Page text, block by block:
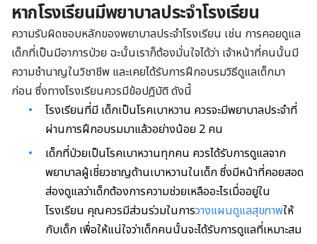
หากโรงเรียนมีพยาบาลประจำโรงเรียน
ความรับผิดชอบหลักของพยาบาลประจำโรงเรียน เช่น การคอยดูแล
เด็กที่เป็นมีอาการป่วย ฉะนั้นเราก็ต้องมั่นใจได้ว่า เจ้าหน้าที่คนนั้นมี
ความชำนาญในวิชาชีพ และเคยได้รับการฝึกอบรมวิธีดูแลเด็กมา
ก่อน ซึ่งทางโรงเรียนควรมีข้อปฎิบัติ ดังนี้
โรงเรียนที่มี เด็กเป็นโรคเบาหวาน ควรจะมีพยาบาลประจำที่
ผ่านการฝึกอบรมมาแล้วอย่างน้อย 2 คน
เด็กที่ป่วยเป็นโรคเบาหวานทุกคน ควรได้รับการดูแลจาก
พยาบาลผู้เชี่ยวชาญด้านเบาหวานในเด็ก ซึ่งมีหน้าที่คอยสอด
ส่องดูแลว่าเด็กต้องการความช่วยเหลืออะไรเมื่ออยู่ใน
โรงเรียน คุณควรมีส่วนร่วมในการวางแผนดูแลสุขภาพให้
กับเด็ก เพื่อให้แน่ใจว่าเด็กคนนั้นจะได้รับการดูแลที่เหมาะสม